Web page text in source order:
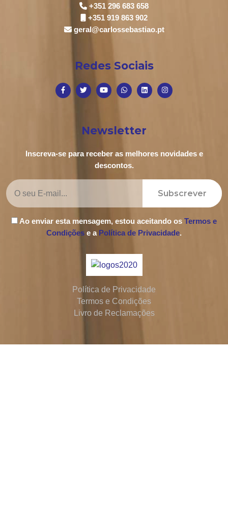
+351 296 683 658
+351 919 863 902
geral@carlossebastiao.pt
Redes Sociais
Newsletter
Inscreva-se para receber as melhores novidades e
descontos.
Subscrever
Ao enviar esta mensagem, estou aceitando os Termos e
Condições e a Política de Privacidade.
Política de Privacidade
Termos e Condições
Livro de Reclamações